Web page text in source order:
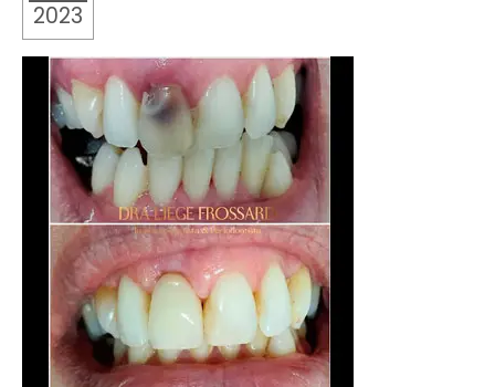
2023